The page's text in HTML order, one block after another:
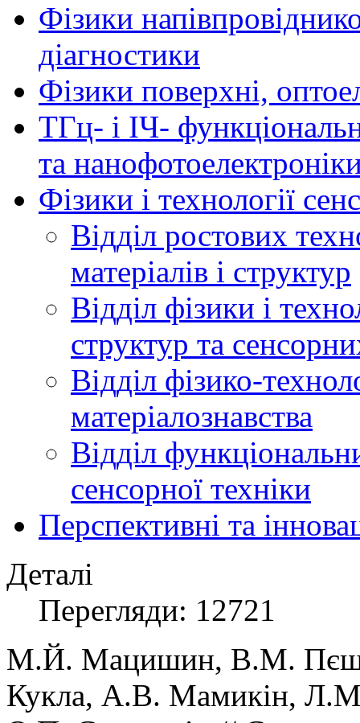
Фізики
діагностики
Фізики поверхні,
ТГц- і ІЧ-
та
Фізики і технології
Відділ ростових
матеріалів і структур
Відділ фізики і
структур та
Відділ фізико-
матеріалознавства
Відділ
сенсорної техніки
Перспективні та
Деталі
Перегляди: 12721
М.Й. Мацишин, В.М.
Кукла, А.В. Мамикін,